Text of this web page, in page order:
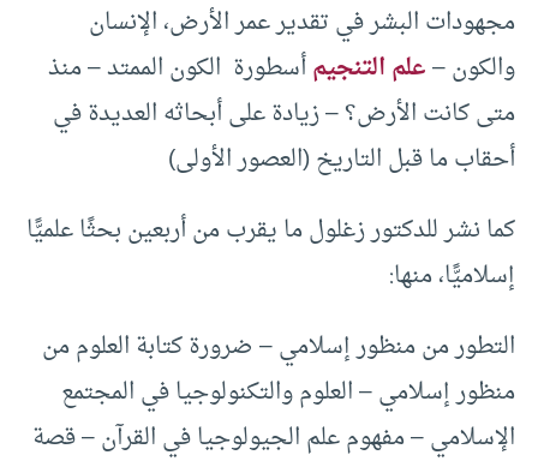
مجهودات البشر في تقدير عمر الأرض، الإنسان
والكون –علم التنجيمأسطورة الكون الممتد – منذ
متى كانت الأرض؟ – زيادة على أبحاثه العديدة في
أحقاب ما قبل التاريخ (العصور الأولى)
كما نشر للدكتور زغلول ما يقرب من أربعين بحثًا علميًّا
إسلاميًّا، منها:
التطور من منظور إسلامي – ضرورة كتابة العلوم من
منظور إسلامي – العلوم والتكنولوجيا في المجتمع
الإسلامي – مفهوم علم الجيولوجيا في القرآن – قصة